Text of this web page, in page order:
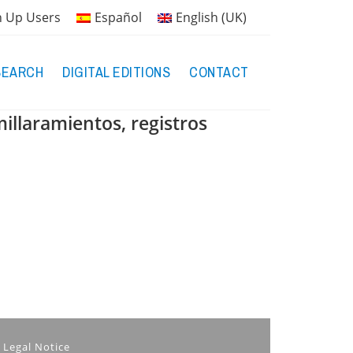
Up Users Español English (UK)
DIGITAL EDITIONS CONTACT
registros
Legal Notice